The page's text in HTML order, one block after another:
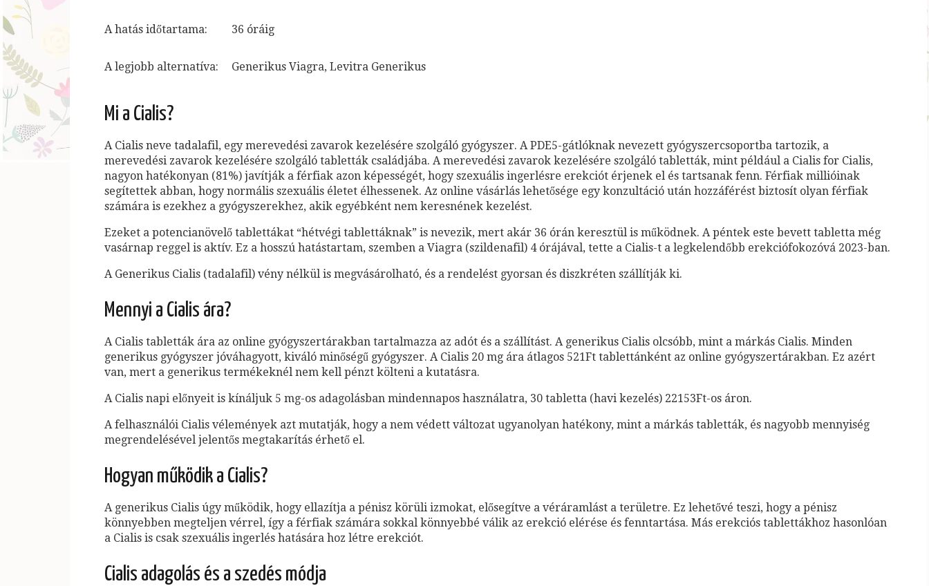
A hatás időtartama: 36 óráig
A legjobb alternatíva: Generikus Viagra, Levitra Generikus
Mi a Cialis?
A Cialis neve tadalafil, egy merevedési zavarok kezelésére szolgáló gyógyszer. A PDE5-gátlóknak nevezett gyógyszercsoportba tartozik, a
merevedési zavarok kezelésére szolgáló tabletták családjába. A merevedési zavarok kezelésére szolgáló tabletták, mint például a Cialis for Cialis,
nagyon hatékonyan (81%) javítják a férfiak azon képességét, hogy szexuális ingerlésre erekciót érjenek el és tartsanak fenn. Férfiak millióinak
segítettek abban, hogy normális szexuális életet élhessenek. Az online vásárlás lehetősége egy konzultáció után hozzáférést biztosít olyan férfiak
számára is ezekhez a gyógyszerekhez, akik egyébként nem keresnének kezelést.
Ezeket a potencianövelő tablettákat “hétvégi tablettáknak” is nevezik, mert akár 36 órán keresztül is működnek. A péntek este bevett tabletta még
vasárnap reggel is aktív. Ez a hosszú hatástartam, szemben a Viagra (szildenafil) 4 órájával, tette a Cialis-t a legkelendőbb erekciófokozóvá 2023-ban.
A Generikus Cialis (tadalafil) vény nélkül is megvásárolható, és a rendelést gyorsan és diszkréten szállítják ki.
Mennyi a Cialis ára?
A Cialis tabletták ára az online gyógyszertárakban tartalmazza az adót és a szállítást. A generikus Cialis olcsóbb, mint a márkás Cialis. Minden
generikus gyógyszer jóváhagyott, kiváló minőségű gyógyszer. A Cialis 20 mg ára átlagos 521Ft tablettánként az online gyógyszertárakban. Ez azért
van, mert a generikus termékeknél nem kell pénzt költeni a kutatásra.
A Cialis napi előnyeit is kínáljuk 5 mg-os adagolásban mindennapos használatra, 30 tabletta (havi kezelés) 22153Ft-os áron.
A felhasználói Cialis vélemények azt mutatják, hogy a nem védett változat ugyanolyan hatékony, mint a márkás tabletták, és nagyobb mennyiség
megrendelésével jelentős megtakarítás érhető el.
Hogyan működik a Cialis?
A generikus Cialis úgy működik, hogy ellazítja a pénisz körüli izmokat, elősegítve a véráramlást a területre. Ez lehetővé teszi, hogy a pénisz
könnyebben megteljen vérrel, így a férfiak számára sokkal könnyebbé válik az erekció elérése és fenntartása. Más erekciós tablettákhoz hasonlóan
a Cialis is csak szexuális ingerlés hatására hoz létre erekciót.
Cialis adagolás és a szedés módja